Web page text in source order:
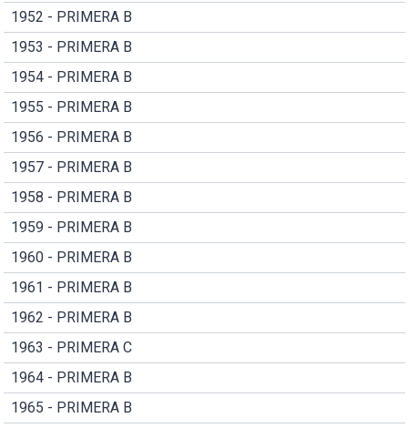
1952 - PRIMERA B
1953 - PRIMERA B
1954 - PRIMERA B
1955 - PRIMERA B
1956 - PRIMERA B
1957 - PRIMERA B
1958 - PRIMERA B
1959 - PRIMERA B
1960 - PRIMERA B
1961 - PRIMERA B
1962 - PRIMERA B
1963 - PRIMERA C
1964 - PRIMERA B
1965 - PRIMERA B